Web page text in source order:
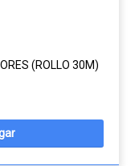
(ROLLO 30M)